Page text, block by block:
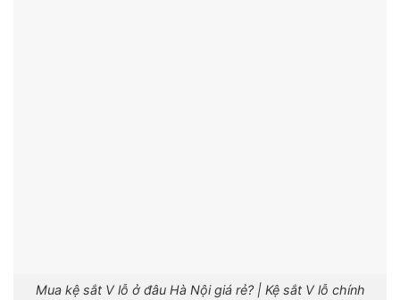
Mua kệ sắt V lỗ ở đâu Hà Nội giá rẻ? | Kệ sắt V lỗ chính